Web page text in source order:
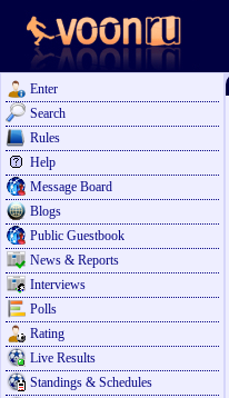
Enter
Search
Rules
Help
Message Board
Blogs
Public Guestbook
News & Reports
Interviews
Polls
Rating
Live Results
Standings & Schedules